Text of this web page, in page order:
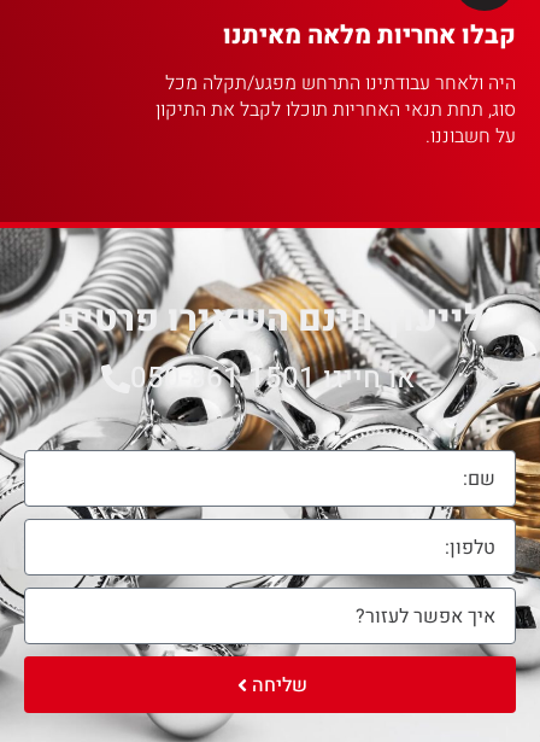
קבלו אחריות מלאה מאיתנו
היה ולאחר עבודתינו התרחש מפגע/תקלה מכל
סוג, תחת תנאי האחריות תוכלו לקבל את התיקון
על חשבוננו.
לייעוץ חינם השאירו פרטים
או חייגו 050-861-1501
שליחה